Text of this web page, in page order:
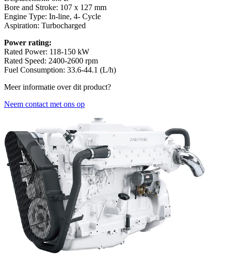
Bore and Stroke: 107 x 127 mm
Engine Type: In-line, 4- Cycle
Aspiration: Turbocharged
Power rating:
Rated Power: 118-150 kW
Rated Speed: 2400-2600 rpm
Fuel Consumption: 33.6-44.1 (L/h)
Meer informatie over dit product?
Neem contact met ons op